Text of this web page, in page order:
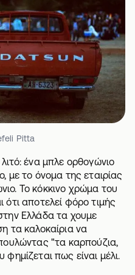
Pitta
ένα μπλε ορθογώνιο
με το όνομα της εταιρίας
Το κόκκινο χρώμα του
ότι αποτελεί φόρο τιμής
Ελλάδα τα χουμε
τα καλοκαίρια να
"τα καρπούζια,
πως είναι μέλι.